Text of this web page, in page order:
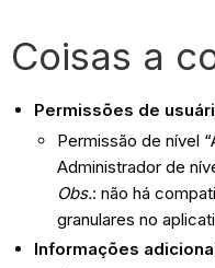
Coisas a
Permissões de
Permissão de nível
Administrador de
Obs.: não há
granulares no
Informações